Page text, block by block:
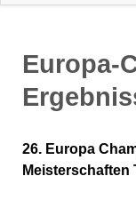
Europa-
26. Europa
Meisterschaften